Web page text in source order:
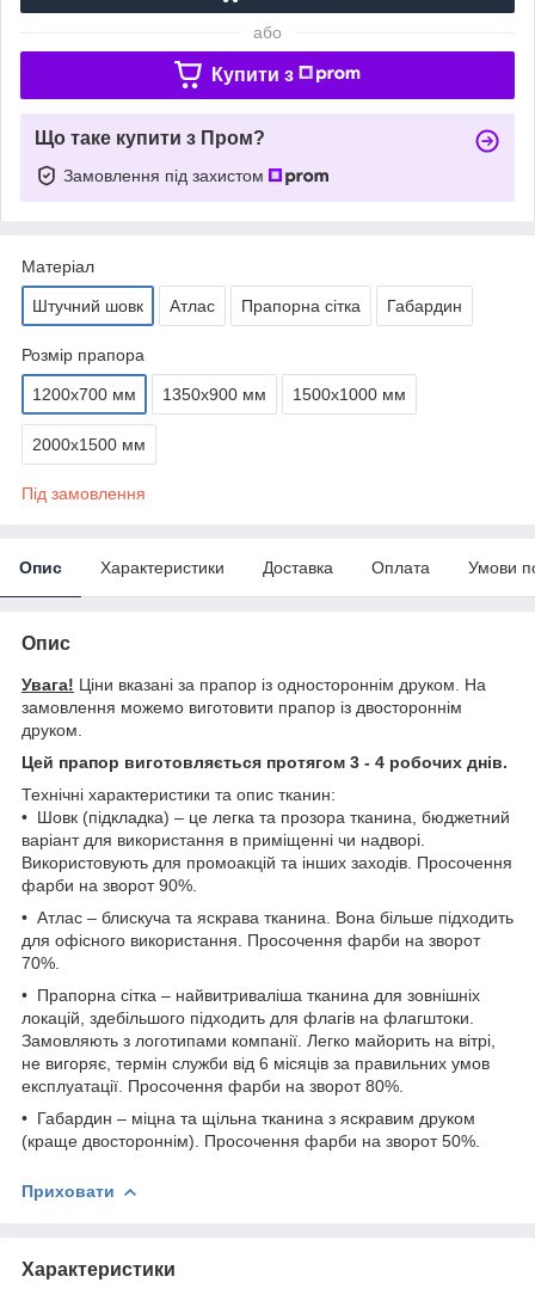
або
Купити з
Що таке купити з Пром?
Замовлення під захистом
Матеріал
Штучний шовк Атлас Прапорна сітка Габардин
Розмір прапора
1200х700 мм 1350х900 мм 1500х1000 мм
2000х1500 мм
Під замовлення
Опис Характеристики Доставка Оплата Умови
Опис
Увага! Ціни вказані за прапор із одностороннім друком. На
замовлення можемо виготовити прапор із двостороннім
друком.
Цей прапор виготовляється протягом 3 - 4 робочих днів.
Технічні характеристики та опис тканин:
• Шовк (підкладка) – це легка та прозора тканина, бюджетний
варіант для використання в приміщенні чи надворі.
Використовують для промоакцій та інших заходів. Просочення
фарби на зворот 90%.
• Атлас – блискуча та яскрава тканина. Вона більше підходить
для офісного використання. Просочення фарби на зворот
70%.
• Прапорна сітка – найвитриваліша тканина для зовнішніх
локацій, здебільшого підходить для флагів на флагштоки.
Замовляють з логотипами компанії. Легко майорить на вітрі,
не вигоряє, термін служби від 6 місяців за правильних умов
експлуатації. Просочення фарби на зворот 80%.
• Габардин – міцна та щільна тканина з яскравим друком
(краще двостороннім). Просочення фарби на зворот 50%.
Приховати
Характеристики